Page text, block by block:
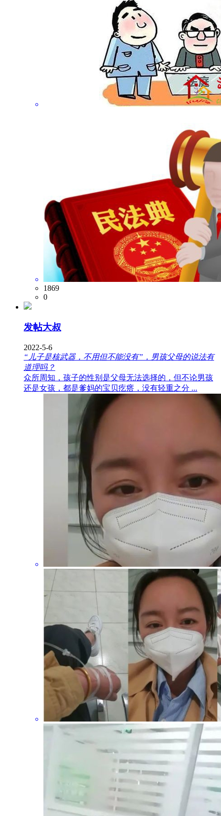
1869
0
发帖大叔
2022-5-6
“儿子是核武器，不用但不能没有”，男孩父母的说法有
道理吗？
众所周知，孩子的性别是父母无法选择的，但不论男孩
还是女孩，都是爹妈的宝贝疙瘩，没有轻重之分 ...